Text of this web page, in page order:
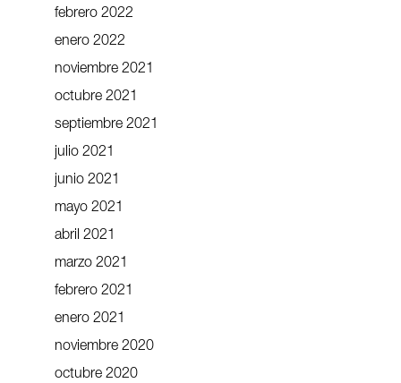
febrero 2022
enero 2022
noviembre 2021
octubre 2021
septiembre 2021
julio 2021
junio 2021
mayo 2021
abril 2021
marzo 2021
febrero 2021
enero 2021
noviembre 2020
octubre 2020